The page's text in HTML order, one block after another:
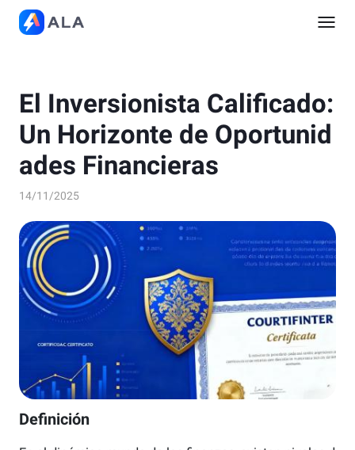
El Inversionista Calificado:
Un Horizonte de Oportunid
ades Financieras
14/11/2025
Definición